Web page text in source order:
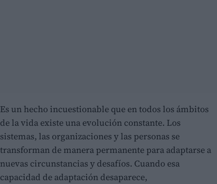
Es un hecho incuestionable que en todos los ámbitos
de la vida existe una evolución constante. Los
sistemas, las organizaciones y las personas se
transforman de manera permanente para adaptarse a
nuevas circunstancias y desafíos. Cuando esa
capacidad de adaptación desaparece,